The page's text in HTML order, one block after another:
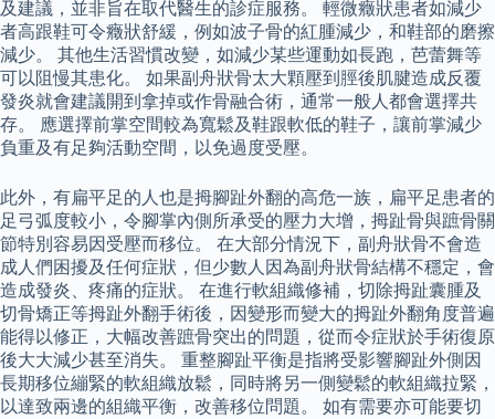
及建議，並非旨在取代醫生的診症服務。 輕微癥狀患者如減少
者高跟鞋可令癥狀舒緩，例如波子骨的紅腫減少，和鞋部的磨擦
減少。 其他生活習慣改變，如減少某些運動如長跑，芭蕾舞等
可以阻慢其患化。 如果副舟狀骨太大顆壓到脛後肌腱造成反覆
發炎就會建議開到拿掉或作骨融合術，通常一般人都會選擇共
存。 應選擇前掌空間較為寬鬆及鞋跟軟低的鞋子，讓前掌減少
負重及有足夠活動空間，以免過度受壓。
此外，有扁平足的人也是拇腳趾外翻的高危一族，扁平足患者的
足弓弧度較小，令腳掌內側所承受的壓力大增，拇趾骨與蹠骨關
節特別容易因受壓而移位。 在大部分情況下，副舟狀骨不會造
成人們困擾及任何症狀，但少數人因為副舟狀骨結構不穩定，會
造成發炎、疼痛的症狀。 在進行軟組織修補，切除拇趾囊腫及
切骨矯正等拇趾外翻手術後，因變形而變大的拇趾外翻角度普遍
能得以修正，大幅改善蹠骨突出的問題，從而令症狀於手術復原
後大大減少甚至消失。 重整腳趾平衡是指將受影響腳趾外側因
長期移位繃緊的軟組織放鬆，同時將另一側變鬆的軟組織拉緊，
以達致兩邊的組織平衡，改善移位問題。 如有需要亦可能要切